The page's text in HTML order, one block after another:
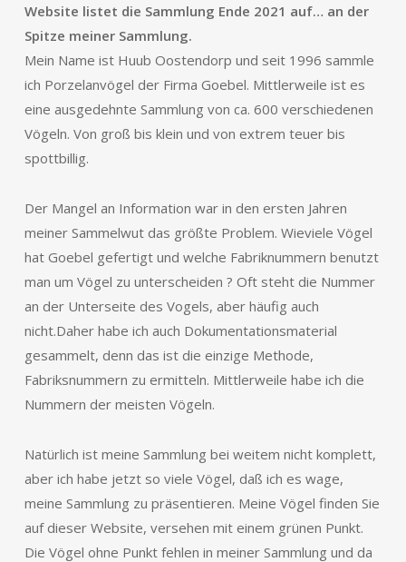
Website listet die Sammlung Ende 2021 auf… an der
Spitze meiner Sammlung.
Mein Name ist Huub Oostendorp und seit 1996 sammle
ich Porzelanvögel der Firma Goebel. Mittlerweile ist es
eine ausgedehnte Sammlung von ca. 600 verschiedenen
Vögeln. Von groß bis klein und von extrem teuer bis
spottbillig.
Der Mangel an Information war in den ersten Jahren
meiner Sammelwut das größte Problem. Wieviele Vögel
hat Goebel gefertigt und welche Fabriknummern benutzt
man um Vögel zu unterscheiden ? Oft steht die Nummer
an der Unterseite des Vogels, aber häufig auch
nicht.Daher habe ich auch Dokumentationsmaterial
gesammelt, denn das ist die einzige Methode,
Fabriksnummern zu ermitteln. Mittlerweile habe ich die
Nummern der meisten Vögeln.
Natürlich ist meine Sammlung bei weitem nicht komplett,
aber ich habe jetzt so viele Vögel, daß ich es wage,
meine Sammlung zu präsentieren. Meine Vögel finden Sie
auf dieser Website, versehen mit einem grünen Punkt.
Die Vögel ohne Punkt fehlen in meiner Sammlung und da